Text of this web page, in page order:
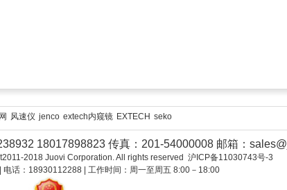
风速仪 jenco extech内窥镜 EXTECH seko
18017898823 传真：201-54000008 邮箱：
2018 Juovi Corporation. All rights reserved 沪ICP备11030743号-3
电话：18930112288 | 工作时间：周一至周五 8:00－18:00